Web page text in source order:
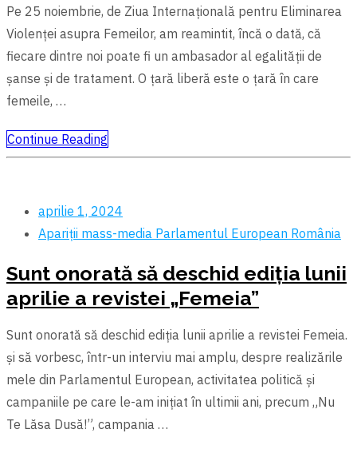
Pe 25 noiembrie, de Ziua Internațională pentru Eliminarea
Violenței asupra Femeilor, am reamintit, încă o dată, că
fiecare dintre noi poate fi un ambasador al egalității de
șanse și de tratament. O țară liberă este o țară în care
femeile, …
Continue Reading
aprilie 1, 2024
Apariții mass-media Parlamentul European România
Sunt onorată să deschid ediția lunii
aprilie a revistei „Femeia”
Sunt onorată să deschid ediția lunii aprilie a revistei Femeia.
și să vorbesc, într-un interviu mai amplu, despre realizările
mele din Parlamentul European, activitatea politică și
campaniile pe care le-am inițiat în ultimii ani, precum „Nu
Te Lăsa Dusă!”, campania …